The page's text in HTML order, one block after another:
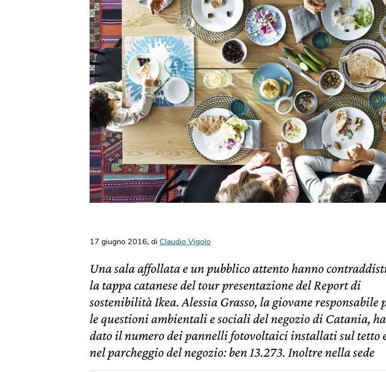
17 giugno 2016, di Claudio Vigolo
Una sala affollata e un pubblico attento hanno
la tappa catanese del tour presentazione del Report di
sostenibilità Ikea. Alessia Grasso, la giovane responsabile
le questioni ambientali e sociali del negozio di Catania, ha
dato il numero dei pannelli fotovoltaici installati sul tetto
nel parcheggio del negozio: ben 13.273. Inoltre nella sede